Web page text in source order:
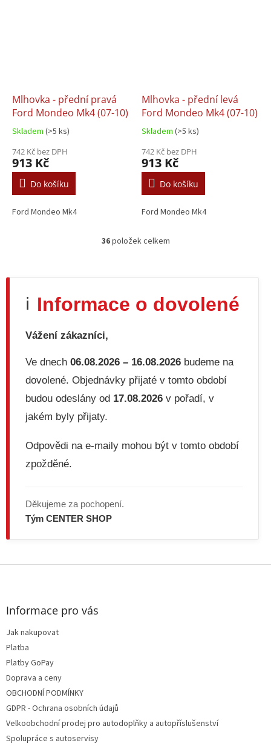
Mlhovka - přední pravá
Ford Mondeo Mk4 (07-10)
Skladem (>5 ks)
742 Kč bez DPH
913 Kč
Do košíku
Ford Mondeo Mk4
Mlhovka - přední levá
Ford Mondeo Mk4 (07-10)
Skladem (>5 ks)
742 Kč bez DPH
913 Kč
Do košíku
Ford Mondeo Mk4
O
á
a
c
v
k
y
v
s
u
36položek celkem
ℹ️ Informace o dovolené
Vážení zákazníci,
Ve dnech 06.08.2026 – 16.08.2026 budeme na
dovolené. Objednávky přijaté v tomto období
budou odeslány od 17.08.2026 v pořadí, v
jakém byly přijaty.
Odpovědi na e-maily mohou být v tomto období
zpožděné.
Děkujeme za pochopení.
Tým CENTER SHOP
Z
Informace pro vás
Jak nakupovat
Platba
Platby GoPay
Doprava a ceny
OBCHODNÍ PODMÍNKY
GDPR - Ochrana osobních údajů
Velkoobchodní prodej pro autodoplňky a autopříslušenství
Spolupráce s autoservisy